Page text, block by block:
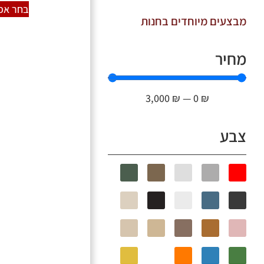
מבצעים מיוחדים בחנות
מחיר
₪
0
—
₪
3,000
צבע
בחר